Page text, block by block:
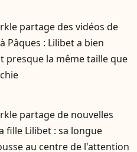
partage des vidéos de
Pâques : Lilibet a bien
presque la même taille que
partage de nouvelles
fille Lilibet : sa longue
au centre de l'attention